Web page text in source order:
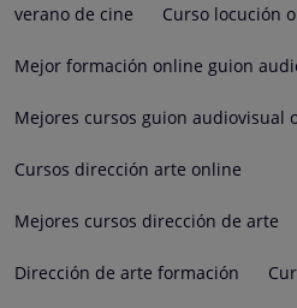
verano de cine Curso locución
Mejor formación online guion
Mejores cursos guion audiovisual
Cursos dirección arte online
Mejores cursos dirección de arte
Dirección de arte formación